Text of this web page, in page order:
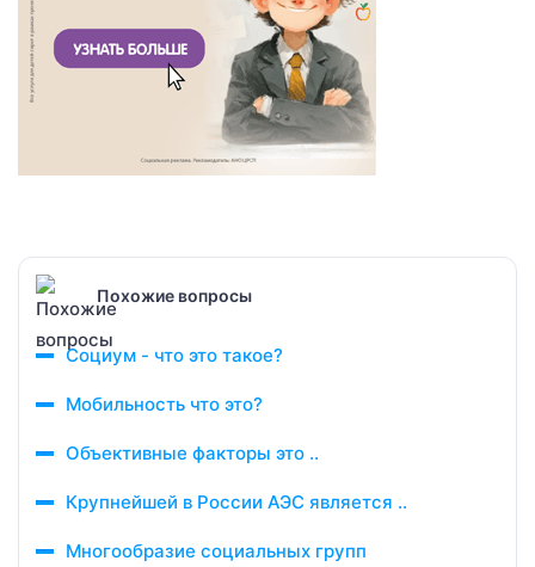
Похожие вопросы
Социум - что это такое?
Мобильность что это?
Объективные факторы это ..
Крупнейшей в России АЭС является ..
Многообразие социальных групп